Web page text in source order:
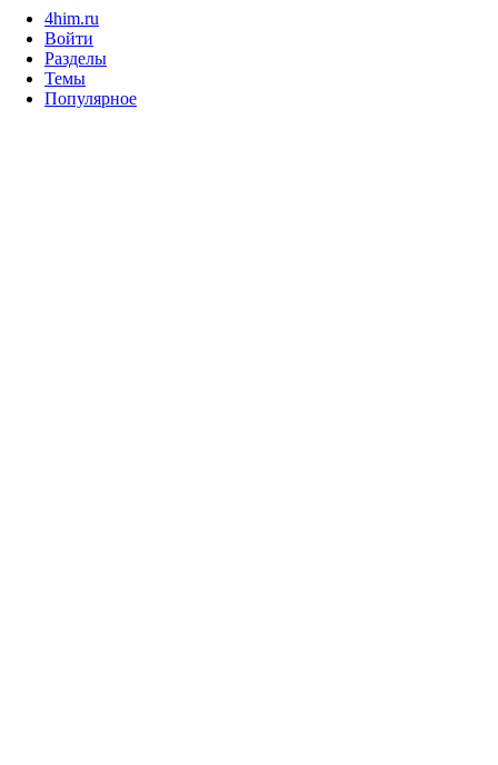
4him.ru
Войти
Разделы
Темы
Популярное